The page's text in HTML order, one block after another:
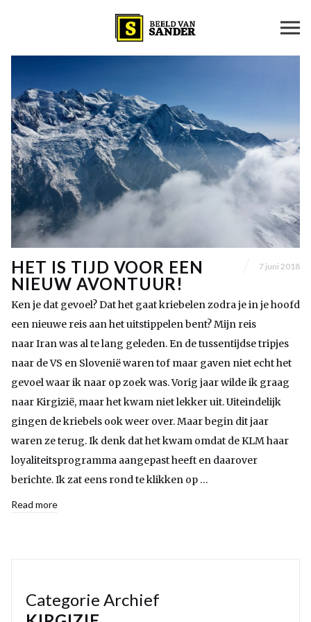
HET IS TIJD VOOR EEN
NIEUW AVONTUUR!
7 juni 2018
Ken je dat gevoel? Dat het gaat kriebelen zodra je in je hoofd
een nieuwe reis aan het uitstippelen bent? Mijn reis
naar Iran was al te lang geleden. En de tussentijdse tripjes
naar de VS en Slovenië waren tof maar gaven niet echt het
gevoel waar ik naar op zoek was. Vorig jaar wilde ik graag
naar Kirgizië, maar het kwam niet lekker uit. Uiteindelijk
gingen de kriebels ook weer over. Maar begin dit jaar
waren ze terug. Ik denk dat het kwam omdat de KLM haar
loyaliteitsprogramma aangepast heeft en daarover
berichte. Ik zat eens rond te klikken op …
Read more
Categorie Archief